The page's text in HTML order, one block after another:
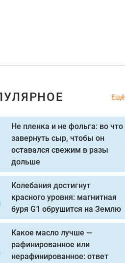
Ещё
Не пленка и не фольга: во что
завернуть сыр, чтобы он
оставался свежим в разы
дольше
Колебания достигнут
красного уровня: магнитная
буря G1 обрушится на Землю
Какое масло лучше —
рафинированное или
нерафинированное: ответ